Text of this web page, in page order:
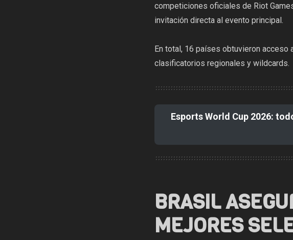
competiciones oficiales de Riot
invitación directa al evento principal.
En total, 16 países obtuvieron
clasificatorios regionales y wildcards.
Esports World Cup 2026:
BRASIL
MEJORES